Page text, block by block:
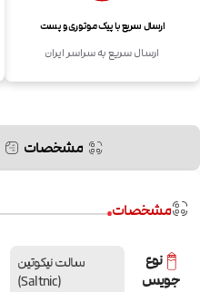
ارسال سریع با پیک موتوری و پست
ارسال سریع به سراسر ایران
مشخصات
مشخصات
نوع
جویس
سالت نیکوتین
(Saltnic)